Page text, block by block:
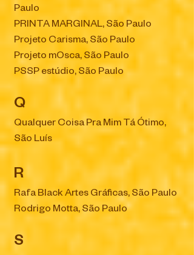
Paulo
PRINTA MARGINAL, São Paulo
Projeto Carisma, São Paulo
Projeto mOsca, São Paulo
PSSP estúdio, São Paulo
Q
Qualquer Coisa Pra Mim Tá Ótimo,
São Luís
R
Rafa Black Artes Gráficas, São Paulo
Rodrigo Motta, São Paulo
S